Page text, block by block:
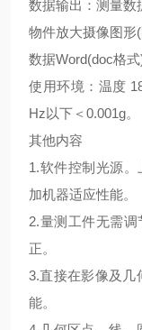
数据输出：测量数
物件放大摄像图形
数据Word(doc格
使用环境：温度
Hz以下＜0.001g。
其他内容
1.软件控制光源
加机器适应性能。
2.量测工件无需
正。
3.直接在影像及几
能。